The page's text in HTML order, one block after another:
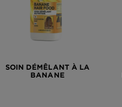
SOIN DÉMÊLANT À LA
BANANE